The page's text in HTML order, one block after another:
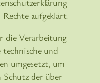
aufgeklärt.
die Verarbeitung
und
umgesetzt, um
Schutz der über